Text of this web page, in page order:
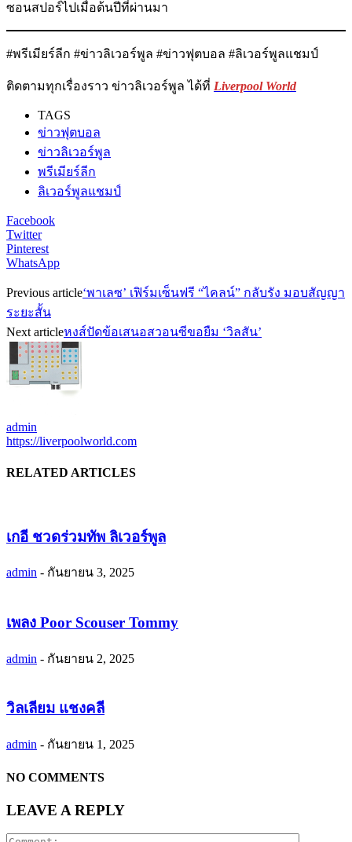
ซอนสปอร์ไปเมื่อต้นปีที่ผ่านมา
#พรีเมียร์ลีก #ข่าวลิเวอร์พูล #ข่าวฟุตบอล #ลิเวอร์พูลแชมป์
ติดตามทุกเรื่องราว ข่าวลิเวอร์พูล ได้ที่ Liverpool World
TAGS
ข่าวฟุตบอล
ข่าวลิเวอร์พูล
พรีเมียร์ลีก
ลิเวอร์พูลแชมป์
Facebook
Twitter
Pinterest
WhatsApp
Previous article‘พาเลซ’ เฟิร์มเซ็นฟรี “ไคลน์” กลับรัง มอบสัญญา
ระยะสั้น
Next articleหงส์ปัดข้อเสนอสวอนซีขอยืม ‘วิลสัน’
admin
https://liverpoolworld.com
RELATED ARTICLES
เกอี ชวดร่วมทัพ ลิเวอร์พูล
admin - กันยายน 3, 2025
เพลง Poor Scouser Tommy
admin - กันยายน 2, 2025
วิลเลียม แชงคลี
admin - กันยายน 1, 2025
NO COMMENTS
LEAVE A REPLY